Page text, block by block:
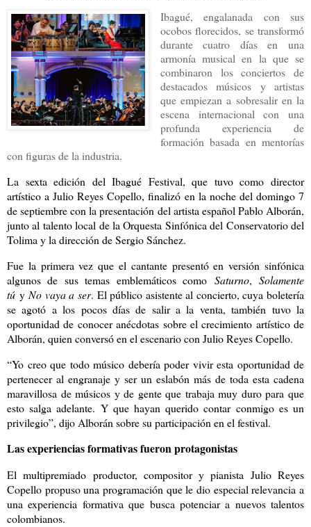
Ibagué, engalanada con sus
ocobos florecidos, se transformó
durante cuatro días en una
armonía musical en la que se
combinaron los conciertos de
destacados músicos y artistas
que empiezan a sobresalir en la
escena internacional con una
profunda experiencia de
formación basada en mentorías
con figuras de la industria.
La sexta edición del Ibagué Festival, que tuvo como director
artístico a Julio Reyes Copello, finalizó en la noche del domingo 7
de septiembre con la presentación del artista español Pablo Alborán,
junto al talento local de la Orquesta Sinfónica del Conservatorio del
Tolima y la dirección de Sergio Sánchez.
Fue la primera vez que el cantante presentó en versión sinfónica
algunos de sus temas emblemáticos como Saturno,Solamente
tú y No vaya a ser. El público asistente al concierto, cuya boletería
se agotó a los pocos días de salir a la venta, también tuvo la
oportunidad de conocer anécdotas sobre el crecimiento artístico de
Alborán, quien conversó en el escenario con Julio Reyes Copello.
“Yo creo que todo músico debería poder vivir esta oportunidad de
pertenecer al engranaje y ser un eslabón más de toda esta cadena
maravillosa de músicos y de gente que trabaja muy duro para que
esto salga adelante. Y que hayan querido contar conmigo es un
privilegio”, dijo Alborán sobre su participación en el festival.
Las experiencias formativas fueron protagonistas
El multipremiado productor, compositor y pianista Julio Reyes
Copello propuso una programación que le dio especial relevancia a
una experiencia formativa que busca potenciar a nuevos talentos
colombianos.